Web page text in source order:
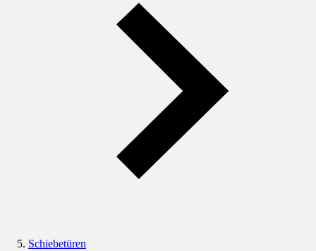
Schiebetüren